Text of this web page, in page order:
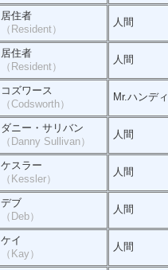
居住者
（Resident）
人間
居住者
（Resident）
人間
コズワース
（Codsworth）
Mr.ハンディ
ダニー・サリバン
（Danny Sullivan）
人間
ケスラー
（Kessler）
人間
デブ
（Deb）
人間
ケイ
（Kay）
人間